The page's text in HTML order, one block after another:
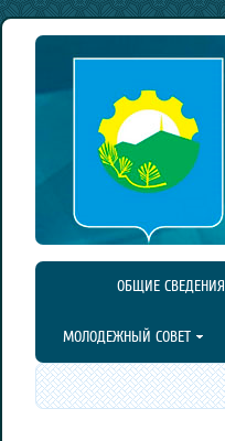
ОБЩИЕ СВЕДЕНИЯ
МОЛОДЕЖНЫЙ СОВЕТ